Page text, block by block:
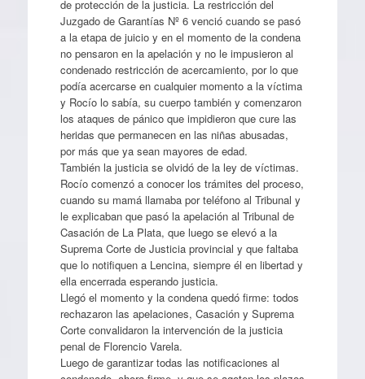
de protección de la justicia. La restricción del
Juzgado de Garantías Nº 6 venció cuando se pasó
a la etapa de juicio y en el momento de la condena
no pensaron en la apelación y no le impusieron al
condenado restricción de acercamiento, por lo que
podía acercarse en cualquier momento a la víctima
y Rocío lo sabía, su cuerpo también y comenzaron
los ataques de pánico que impidieron que cure las
heridas que permanecen en las niñas abusadas,
por más que ya sean mayores de edad.
También la justicia se olvidó de la ley de víctimas.
Rocío comenzó a conocer los trámites del proceso,
cuando su mamá llamaba por teléfono al Tribunal y
le explicaban que pasó la apelación al Tribunal de
Casación de La Plata, que luego se elevó a la
Suprema Corte de Justicia provincial y que faltaba
que lo notifiquen a Lencina, siempre él en libertad y
ella encerrada esperando justicia.
Llegó el momento y la condena quedó firme: todos
rechazaron las apelaciones, Casación y Suprema
Corte convalidaron la intervención de la justicia
penal de Florencio Varela.
Luego de garantizar todas las notificaciones al